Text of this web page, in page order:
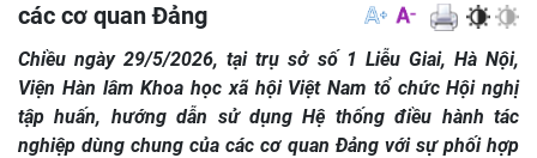
các cơ quan Đảng
Chiều ngày 29/5/2026, tại trụ sở số 1 Liễu Giai, Hà Nội,
Viện Hàn lâm Khoa học xã hội Việt Nam tổ chức Hội nghị
tập huấn, hướng dẫn sử dụng Hệ thống điều hành tác
nghiệp dùng chung của các cơ quan Đảng với sự phối hợp